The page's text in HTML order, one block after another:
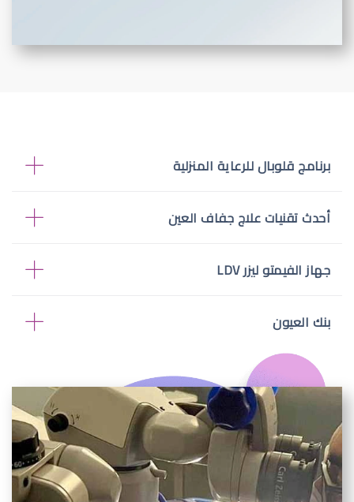
برنامج قلوبال للرعاية المنزلية
أحدث تقنيات علاج جفاف العين
جهاز الفيمتو ليزر LDV
بنك العيون